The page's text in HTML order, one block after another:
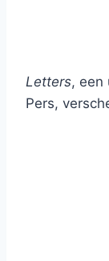
Letters, een
Pers,